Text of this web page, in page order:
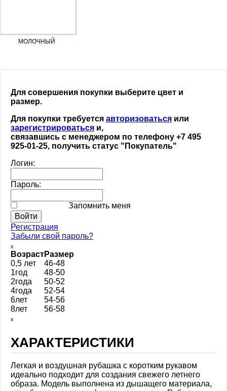
МОЛОЧНЫЙ
Для совершения покупки выберите цвет и
размер.
Для покупки требуется авторизоваться или
зарегистрироваться и,
связавшись с менеджером по телефону +7 495
925-01-25, получить статус "Покупатель"
Логин:
Пароль:
Запомнить меня
Регистрация
Забыли свой пароль?
ₓ
ВозрастРазмер
0,5 лет
46-48
1год
48-50
2года
50-52
4года
52-54
6лет
54-56
8лет
56-58
ₓ
ХАРАКТЕРИСТИКИ
Легкая и воздушная рубашка с коротким рукавом
идеально подходит для создания свежего летнего
образа. Модель выполнена из дышащего материала,